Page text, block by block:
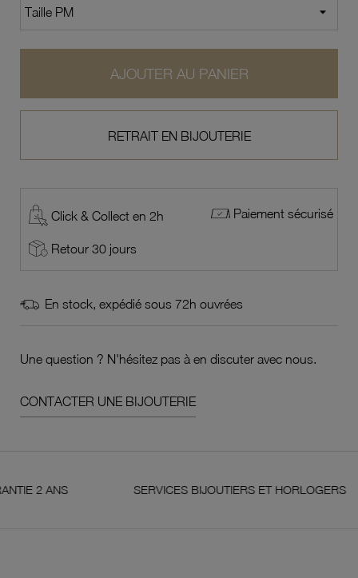
AJOUTER AU PANIER
RETRAIT EN BIJOUTERIE
Click & Collect en 2h Paiement sécurisé
Retour 30 jours
En stock, expédié sous 72h ouvrées
Une question ? N'hésitez pas à en discuter avec nous.
CONTACTER UNE BIJOUTERIE
ANS SERVICES BIJOUTIERS ET HORLOGERS